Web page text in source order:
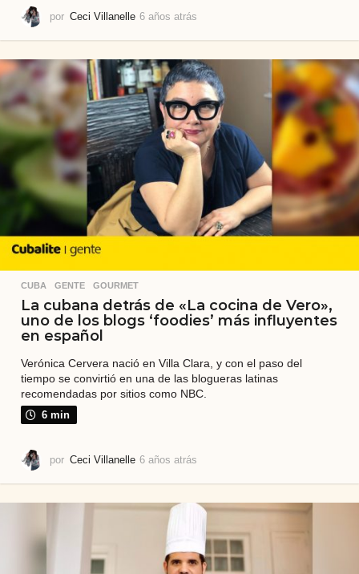
por Ceci Villanelle 6 años atrás
o
s
t
r
á
s
CUBA ,GENTE ,GOURMET
La cubana detrás de «La cocina de Vero»,
uno de los blogs ‘foodies’ más influyentes
en español
Verónica Cervera nació en Villa Clara, y con el paso del
tiempo se convirtió en una de las blogueras latinas
recomendadas por sitios como NBC.
6 min
por Ceci Villanelle 6 años atrás
o
t
r